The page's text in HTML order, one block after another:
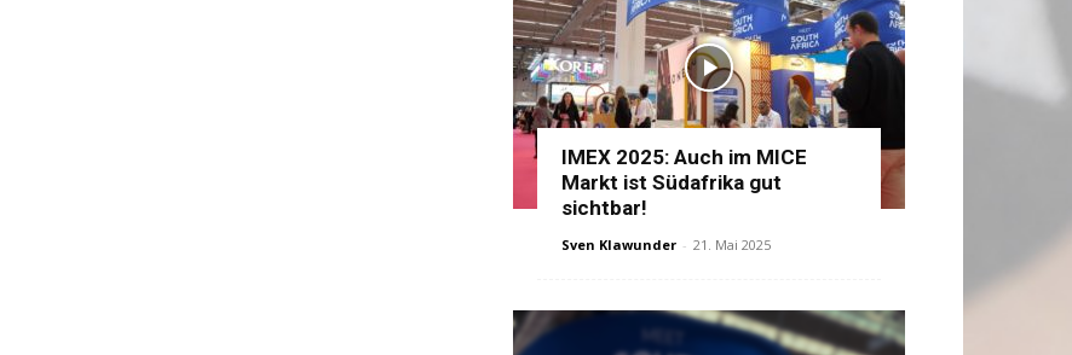
IMEX 2025: Auch im MICE
Markt ist Südafrika gut
sichtbar!
Sven Klawunder - 21. Mai 2025